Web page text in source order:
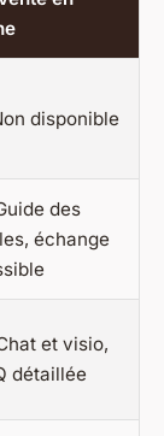
disponible
des
échange
et visio,
détaillée